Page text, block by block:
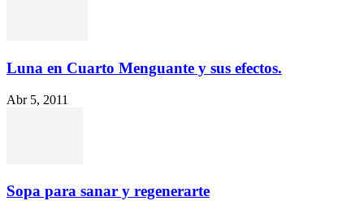
Luna en Cuarto Menguante y sus efectos.
Abr 5, 2011
Sopa para sanar y regenerarte